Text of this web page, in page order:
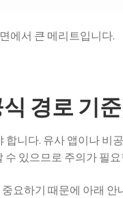
에서 큰 메리트입니다.
경로 기
합니다. 유사 앱이나 비
수 있으므로 주의가 필
요하기 때문에 아래 안